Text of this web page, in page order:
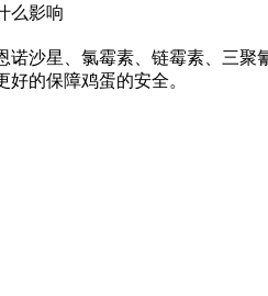
沙星、氯霉素、链霉素、三
的保障鸡蛋的安全。